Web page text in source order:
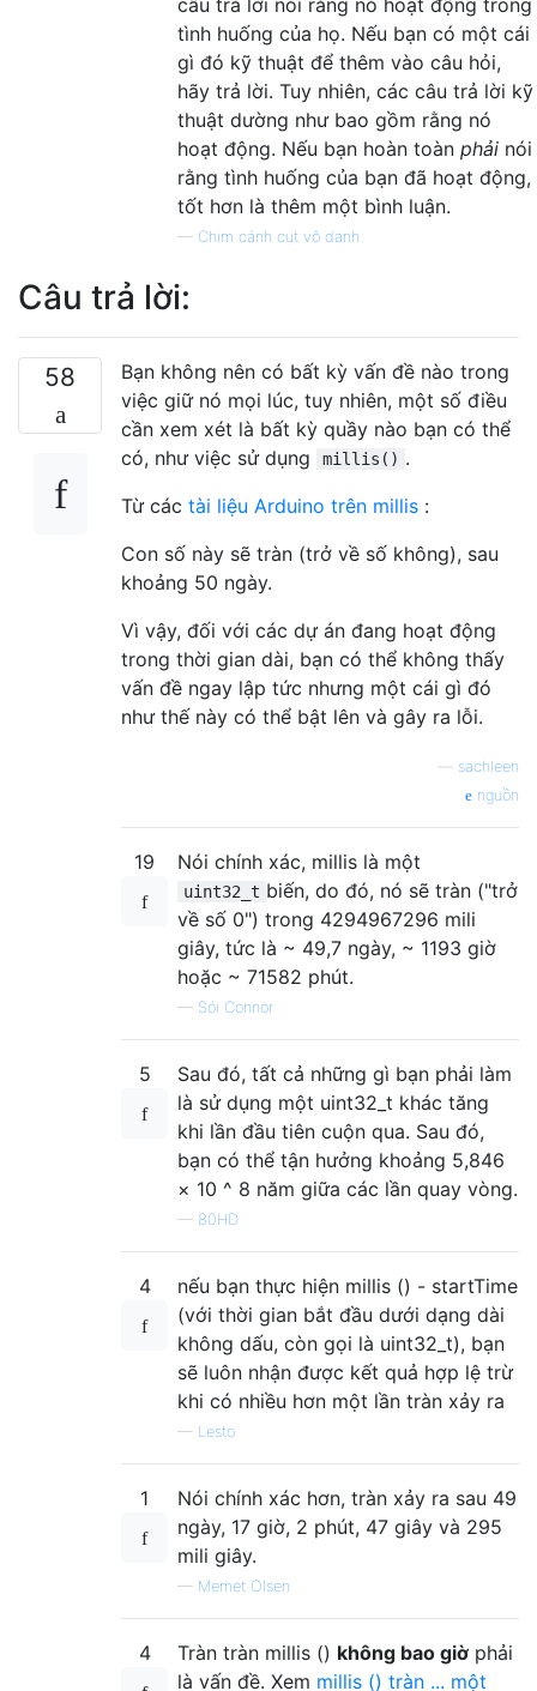
tình huống của họ. Nếu bạn có một cái
gì đó kỹ thuật để thêm vào câu hỏi,
hãy trả lời. Tuy nhiên, các câu trả lời kỹ
thuật dường như bao gồm rằng nó
hoạt động. Nếu bạn hoàn toàn phải nói
rằng tình huống của bạn đã hoạt động,
tốt hơn là thêm một bình luận.
— Chim cánh cụt vô danh
Câu trả lời:
58
Bạn không nên có bất kỳ vấn đề nào trong
việc giữ nó mọi lúc, tuy nhiên, một số điều
cần xem xét là bất kỳ quầy nào bạn có thể
có, như việc sử dụng
millis() .
Từ các tài liệu Arduino trên millis :
Con số này sẽ tràn (trở về số không), sau
khoảng 50 ngày.
Vì vậy, đối với các dự án đang hoạt động
trong thời gian dài, bạn có thể không thấy
vấn đề ngay lập tức nhưng một cái gì đó
như thế này có thể bật lên và gây ra lỗi.
sachleen
nguồn
19 Nói chính xác, millis là một
uint32_t biến, do đó, nó sẽ tràn ("trở
về số 0") trong 4294967296 mili
giây, tức là ~ 49,7 ngày, ~ 1193 giờ
hoặc ~ 71582 phút.
— Sói Connor
5
Sau đó, tất cả những gì bạn phải làm
là sử dụng một uint32_t khác tăng
khi lần đầu tiên cuộn qua. Sau đó,
bạn có thể tận hưởng khoảng 5,846
× 10 ^ 8 năm giữa các lần quay vòng.
— 80HD
4
nếu bạn thực hiện millis () - startTime
(với thời gian bắt đầu dưới dạng dài
không dấu, còn gọi là uint32_t), bạn
sẽ luôn nhận được kết quả hợp lệ trừ
khi có nhiều hơn một lần tràn xảy ra
— Lesto
1
Nói chính xác hơn, tràn xảy ra sau 49
ngày, 17 giờ, 2 phút, 47 giây và 295
mili giây.
— Memet Olsen
4 Tràn tràn millis () không bao giờ phải
là vấn đề. Xem millis () tràn ... một